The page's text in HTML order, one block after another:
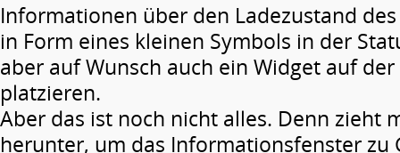
Informationen über den Ladezustand
in Form eines kleinen Symbols in der
aber auf Wunsch auch ein Widget auf
platzieren.
Aber das ist noch nicht alles. Denn zieht
herunter, um das Informationsfenster zu